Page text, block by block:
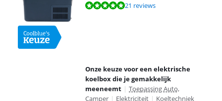
Beoordeling is 9,5 van de 10, gebaseerd op 21 reviews.
21 reviews
Onze keuze voor een elektrische
koelbox die je gemakkelijk
meeneemt | Toepassing Auto,
Camper | Elektriciteit | Koeltechniek